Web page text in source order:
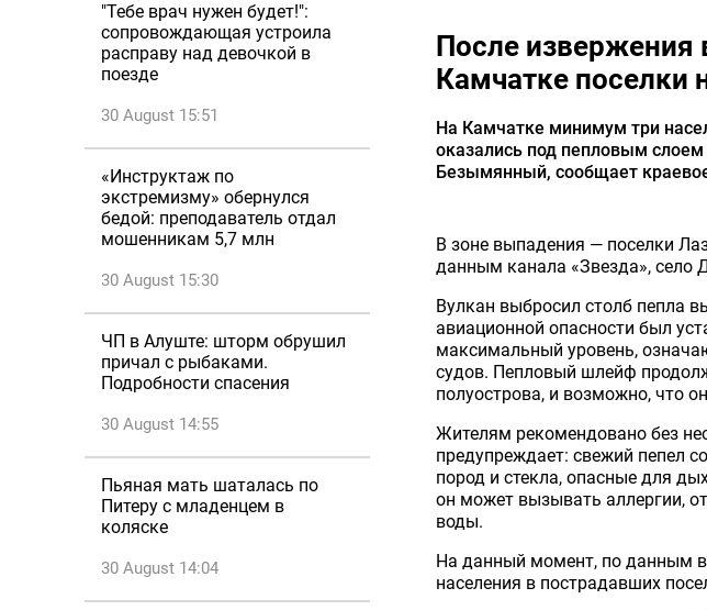
"Тебе врач нужен будет!":
сопровождающая устроила
расправу над девочкой в
поезде
30 August 15:51
«Инструктаж по
экстремизму» обернулся
бедой: преподаватель отдал
мошенникам 5,7 млн
30 August 15:30
ЧП в Алуште: шторм обрушил
причал с рыбаками.
Подробности спасения
30 August 14:55
Пьяная мать шаталась по
Питеру с младенцем в
коляске
30 August 14:04
После
Камчатке поселки
На Камчатке минимум три
оказались под пепловым
Безымянный, сообщает
В зоне выпадения — поселки
данным канала «Звезда», село
Вулкан выбросил столб пепла
авиационной опасности был
максимальный уровень,
судов. Пепловый шлейф
полуострова, и возможно, что
Жителям рекомендовано без
предупреждает: свежий пепел
пород и стекла, опасные для
он может вызывать аллергии,
воды.
На данный момент, по данным
населения в пострадавших